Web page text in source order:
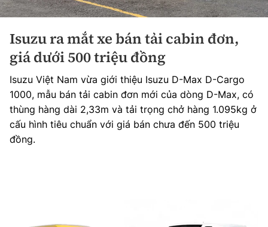
Isuzu ra mắt xe bán tải cabin đơn,
giá dưới 500 triệu đồng
Isuzu Việt Nam vừa giới thiệu Isuzu D-Max D-Cargo
1000, mẫu bán tải cabin đơn mới của dòng D-Max, có
thùng hàng dài 2,33m và tải trọng chở hàng 1.095kg ở
cấu hình tiêu chuẩn với giá bán chưa đến 500 triệu
đồng.